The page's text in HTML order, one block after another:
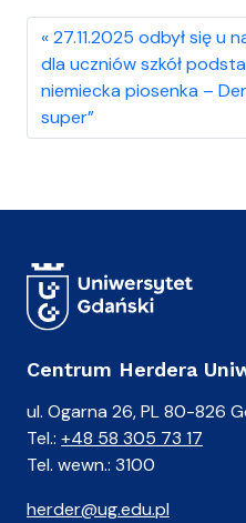
27.11.2025 odbył się u
dla uczniów szkół
niemiecka piosenka –
super”
Centrum Herdera
ul. Ogarna 26, PL 80-826
Tel.: +48 58 305 73 17
Tel. wewn.: 3100
herder@ug.edu.pl